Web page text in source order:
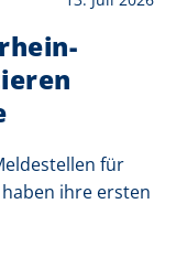
für
ihre ersten